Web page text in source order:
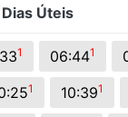
Dias Úteis
1 06:441
1 10:391